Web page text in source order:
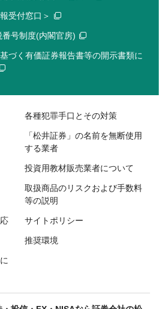
受付窓口＞
号制度(内閣官房)
づく有価証券報告書等の開示書類に
各種犯罪手口とその対策
「松井証券」の名前を無断使用
する業者
投資用教材販売業者について
取扱商品のリスクおよび手数料
等の説明
サイトポリシー
推奨環境